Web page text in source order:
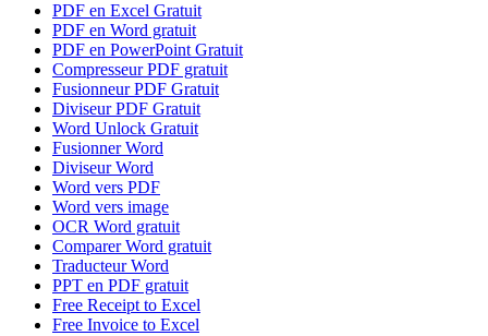
PDF en Excel Gratuit
PDF en Word gratuit
PDF en PowerPoint Gratuit
Compresseur PDF gratuit
Fusionneur PDF Gratuit
Diviseur PDF Gratuit
Word Unlock Gratuit
Fusionner Word
Diviseur Word
Word vers PDF
Word vers image
OCR Word gratuit
Comparer Word gratuit
Traducteur Word
PPT en PDF gratuit
Free Receipt to Excel
Free Invoice to Excel